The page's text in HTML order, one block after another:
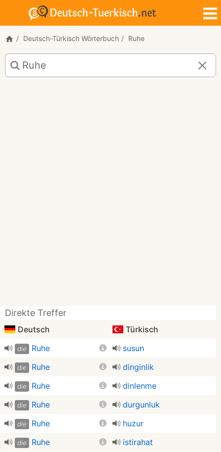
Deutsch-Türkisch Wörterbuch Ruhe
Deutsch-
Türkisch
Übersetzung
Direkte Treffer
Deutsch Türkisch
die Ruhe susun
die Ruhe dinginlik
die Ruhe dinlenme
die Ruhe durgunluk
die Ruhe huzur
die Ruhe istirahat